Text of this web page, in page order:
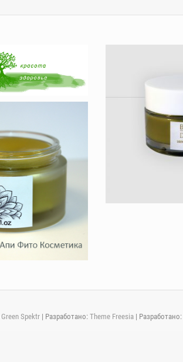
Green Spektr| Разработано: Theme Freesia| Разработано: